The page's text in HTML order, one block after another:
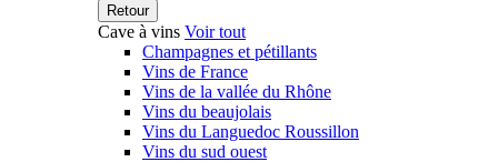
Retour
Cave à vins Voir tout
Champagnes et pétillants
Vins de France
Vins de la vallée du Rhône
Vins du beaujolais
Vins du Languedoc Roussillon
Vins du sud ouest